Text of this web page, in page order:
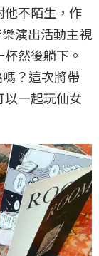
他不陌生，作
演出活動主視
然後躺下。
？這次將帶
一起玩仙女